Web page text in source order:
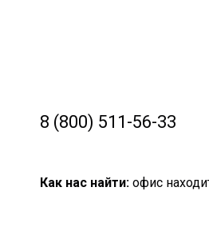
8 (800) 511-56-33
Как нас найти: офис